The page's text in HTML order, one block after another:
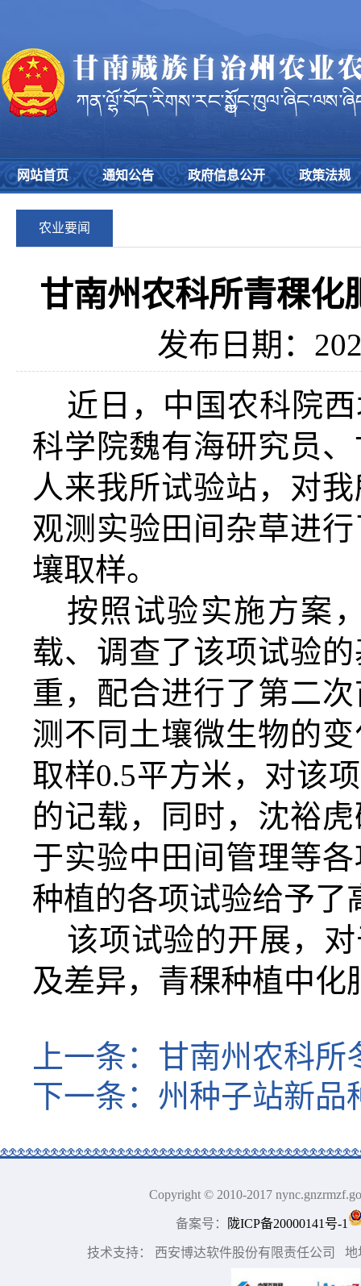
网站首页 通知公告 政府信息公开 政策法规
农业要闻
甘南州农科所青稞化
发布日期：
近日， 中国农科院
科学院魏有海研究员、
人来我所试验站， 对
观测实验田间杂草进
壤取样。
按照试验实施方案
载、调查了该项试验
重，配合进行了第二
测不同土壤微生物的
取样0.5平方米， 对该
的记载，同时，沈裕
于实验中田间管理等
种植的各项试验给予了
该项试验的开展，
及差异， 青稞种植中化
上一条： 甘南州农科所
下一条： 州种子站新品
Copyright © 2010-2017
备案号： 陇ICP备20000141号-1
技术支持： 西安博达软件股份有限责任公司 地